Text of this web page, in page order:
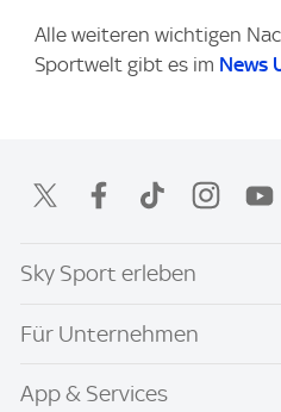
Alle weiteren wichtigen
Sportwelt gibt es im News
Sky Sport erleben
Für Unternehmen
App & Services